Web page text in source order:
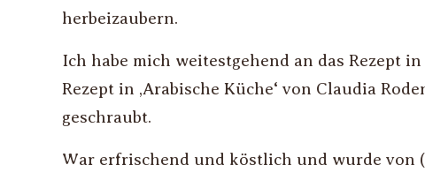
herbeizaubern.
Ich habe mich weitestgehend an das Rezept
Rezept in ‚Arabische Küche‘ von Claudia
geschraubt.
War erfrischend und köstlich und wurde von